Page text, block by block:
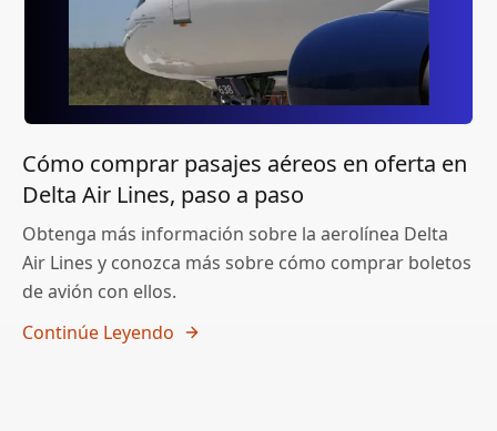
Cómo comprar pasajes aéreos en oferta en
Delta Air Lines, paso a paso
Obtenga más información sobre la aerolínea Delta
Air Lines y conozca más sobre cómo comprar boletos
de avión con ellos.
Continúe Leyendo